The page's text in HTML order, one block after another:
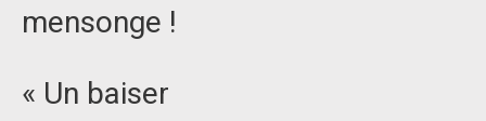
mensonge !
« Un baiser